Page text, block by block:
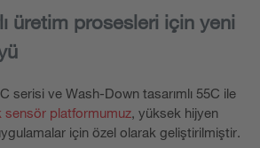
üretim prosesleri için yeni
serisi ve Wash-Down tasarımlı 55C ile
sensör platformumuz, yüksek hijyen
için özel olarak geliştirilmiştir.